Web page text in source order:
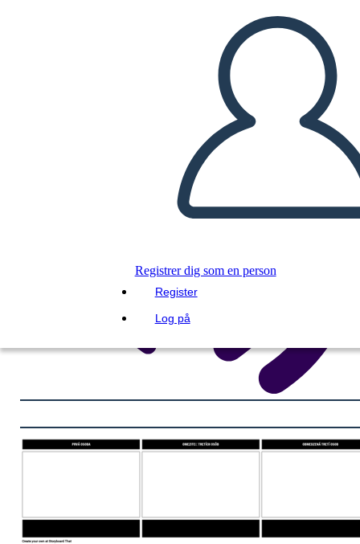
Registrer dig som en person
Register
Log på
AFSPIL DIASSHOW
LÆS FOR MIG